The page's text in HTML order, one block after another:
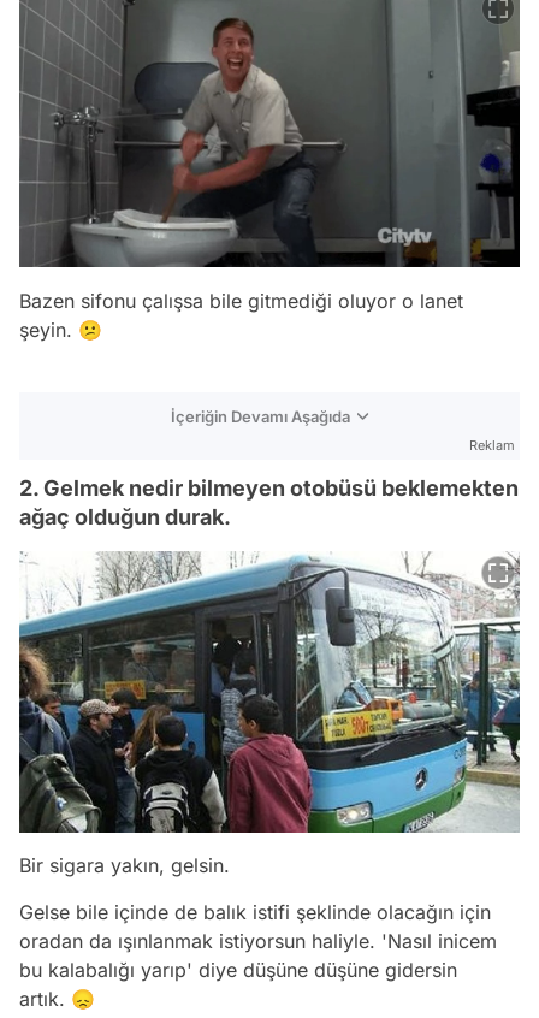
Bazen sifonu çalışsa bile gitmediği oluyor o lanet
şeyin. 😕
İçeriğin Devamı Aşağıda
Reklam
2. Gelmek nedir bilmeyen otobüsü beklemekten
ağaç olduğun durak.
Bir sigara yakın, gelsin.
Gelse bile içinde de balık istifi şeklinde olacağın için
oradan da ışınlanmak istiyorsun haliyle. 'Nasıl inicem
bu kalabalığı yarıp' diye düşüne düşüne gidersin
artık. 😞